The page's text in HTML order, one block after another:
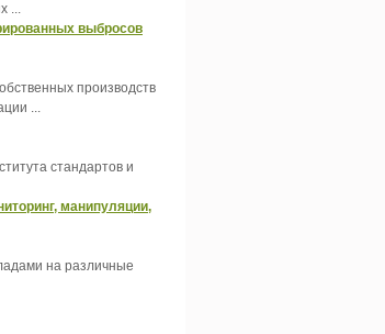
...
выбросов
производств
...
стандартов и
манипуляции,
на различные